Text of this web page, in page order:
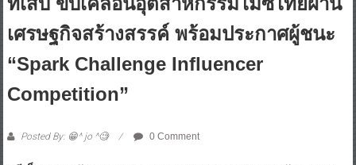
เศรษฐกิจสร้างสรรค์ พร้อมประกาศผู้ชนะ
“Spark Challenge Influencer
Competition”